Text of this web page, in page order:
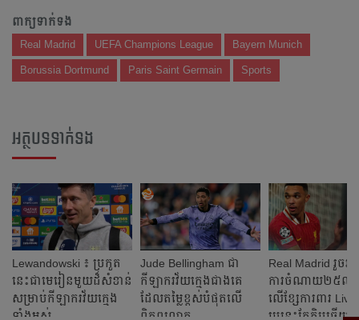
ពាក្យទាក់ទង
Real Madrid UEFA Champions League Bayern Munich
Borussia Dortmund Paris Saint Germain Sports
អត្ថបទទាក់ទង
Lewandowski ​៖ ប្រកួត​
នេះ​ជា​មេរៀន​មួយ​ដ៏​សំខាន់​
សម្រាប់​​កីឡាករ​វ័យ​ក្មេង​
ទាំង​អស់​
Jude Bellingham ជា​
កីឡាករ​វ័យ​ក្មេង​ជាង​គេ​
ដែល​តម្លៃ​ខ្ពស់​បំផុត​លើ​
ពិភពលោក​
Real Madrid រួចរា
ការ​ចំណាយ​២៥​​លា
លើ​ខ្សែ​ការពារ​
រូប​នេះ​តែ​ក្លិប​ឆ្លើយ​